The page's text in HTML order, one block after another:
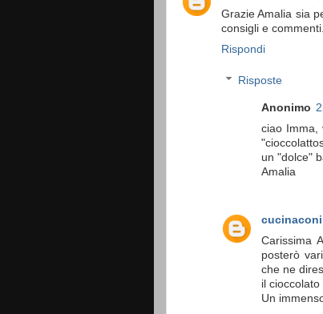
Grazie Amalia sia
consigli e
Rispondi
Risposte
Anonimo
ciao Imma,
un "dolce"
Amalia
Carissima
posterò
che ne
il
Un